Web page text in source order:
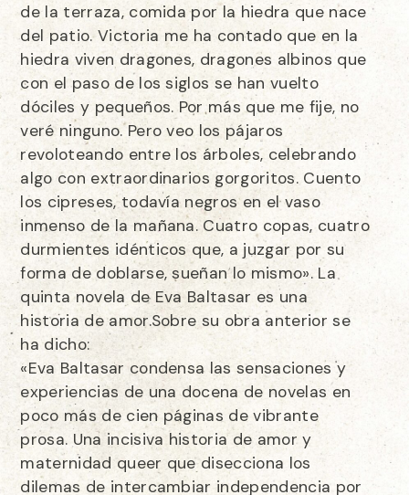
de la terraza, comida por la hiedra que nace
del patio. Victoria me ha contado que en la
hiedra viven dragones, dragones albinos que
con el paso de los siglos se han vuelto
dóciles y pequeños. Por más que me fije, no
veré ninguno. Pero veo los pájaros
revoloteando entre los árboles, celebrando
algo con extraordinarios gorgoritos. Cuento
los cipreses, todavía negros en el vaso
inmenso de la mañana. Cuatro copas, cuatro
durmientes idénticos que, a juzgar por su
forma de doblarse, sueñan lo mismo». La
quinta novela de Eva Baltasar es una
historia de amor.Sobre su obra anterior se
ha dicho:
«Eva Baltasar condensa las sensaciones y
experiencias de una docena de novelas en
poco más de cien páginas de vibrante
prosa. Una incisiva historia de amor y
maternidad queer que disecciona los
dilemas de intercambiar independencia por